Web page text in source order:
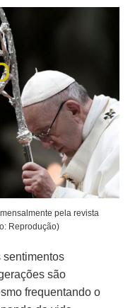
pela revista
Reprodução)
sentimentos
são
frequentando o